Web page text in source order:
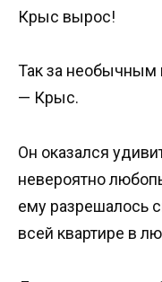
Крыс вырос!
Так за необычным
— Крыс.
Он оказался
невероятно
ему разрешалось
всей квартире в